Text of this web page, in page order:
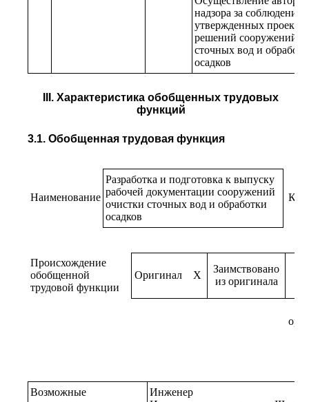
надзора за соблюдением
утвержденных
решений сооружений
сточных вод и
осадков
III. Характеристика обобщенных трудовых
функций
3.1. Обобщенная трудовая функция
Наименование
Разработка и подготовка к выпуску
рабочей документации сооружений
очистки сточных вод и обработки
осадков
Код
Происхождение
обобщенной
трудовой функции
Оригинал X
Заимствовано
из оригинала
Возможные
Инженер